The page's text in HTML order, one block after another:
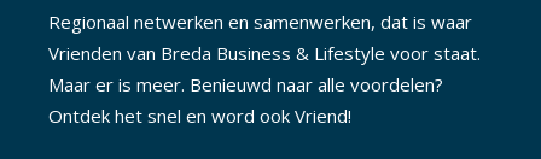
Regionaal netwerken en samenwerken, dat is waar
Vrienden van Breda Business & Lifestyle voor staat.
Maar er is meer. Benieuwd naar alle voordelen?
Ontdek het snel en word ook Vriend!